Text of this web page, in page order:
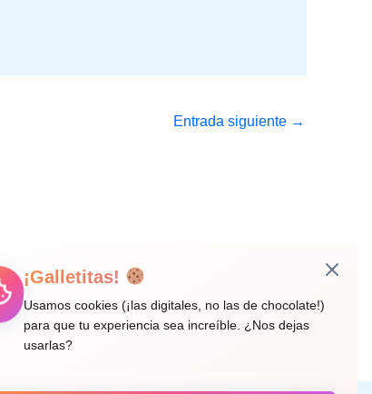
Entrada siguiente →
¡Galletitas!
Usamos cookies (¡las digitales, no las de chocolate!)
para que tu experiencia sea increíble. ¿Nos dejas
usarlas?